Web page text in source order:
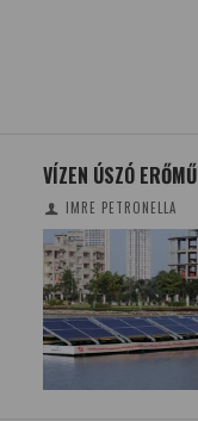
VÍZEN ÚSZÓ ERŐMŰ
IMRE PETRONELLA